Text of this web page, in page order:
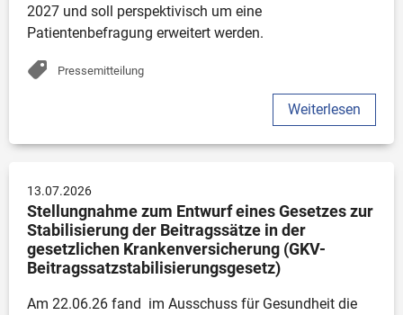
2027 und soll perspektivisch um eine
Patientenbefragung erweitert werden.
Pressemitteilung
Weiterlesen
13.07.2026
Stellungnahme zum Entwurf eines Gesetzes zur
Stabilisierung der Beitragssätze in der
gesetzlichen Krankenversicherung (GKV-
Beitragssatzstabilisierungsgesetz)
Am 22.06.26 fand  im Ausschuss für Gesundheit die